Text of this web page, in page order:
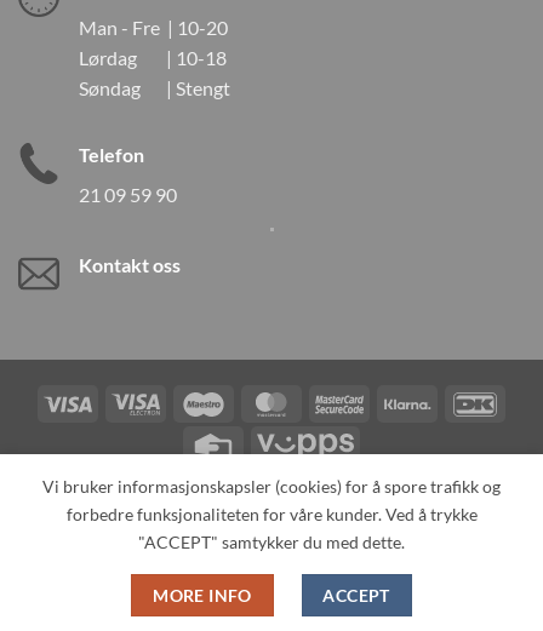
Man - Fre | 10-20
Lørdag | 10-18
Søndag | Stengt
Telefon
21 09 59 90
Kontakt oss
Visa
Visa
Electron
Maestro MasterCardMasterCardKlarna
Credit
Vipps
TILBAKEKALLINGER KONTAKT OSS
OM OSS
SPESIALBESTILLING
MIN KONTO ALL PRODUCTS
Copyright 2026 ©Neo Tokyo by Neo Tokyo Norway AS -With Love
from Japan-
Vi bruker informasjonskapsler (cookies) for å spore trafikk og
forbedre funksjonaliteten for våre kunder. Ved å trykke
"ACCEPT" samtykker du med dette.
MORE INFO ACCEPT